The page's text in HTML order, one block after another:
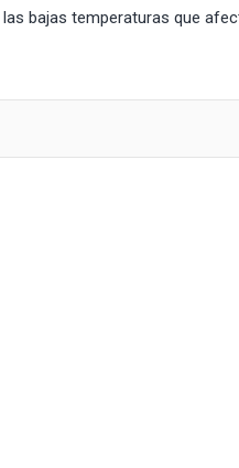
bajas temperaturas que